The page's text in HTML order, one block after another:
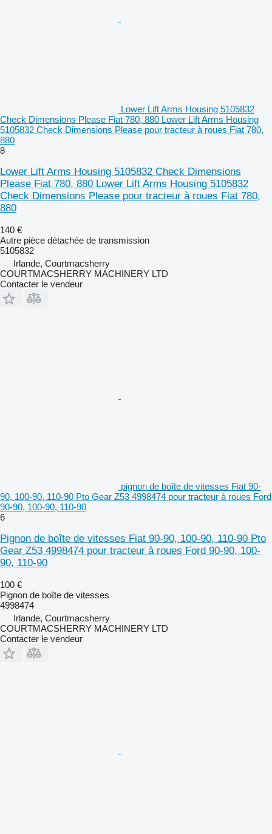
Lower Lift Arms Housing 5105832
Check Dimensions Please Fiat 780, 880 Lower Lift Arms Housing
5105832 Check Dimensions Please pour tracteur à roues Fiat 780,
880
8
Lower Lift Arms Housing 5105832 Check Dimensions
Please Fiat 780, 880 Lower Lift Arms Housing 5105832
Check Dimensions Please pour tracteur à roues Fiat 780,
880
140 €
Autre pièce détachée de transmission
5105832
Irlande, Courtmacsherry
COURTMACSHERRY MACHINERY LTD
Contacter le vendeur
pignon de boîte de vitesses Fiat 90-
90, 100-90, 110-90 Pto Gear Z53 4998474 pour tracteur à roues Ford
90-90, 100-90, 110-90
6
Pignon de boîte de vitesses Fiat 90-90, 100-90, 110-90 Pto
Gear Z53 4998474 pour tracteur à roues Ford 90-90, 100-
90, 110-90
100 €
Pignon de boîte de vitesses
4998474
Irlande, Courtmacsherry
COURTMACSHERRY MACHINERY LTD
Contacter le vendeur